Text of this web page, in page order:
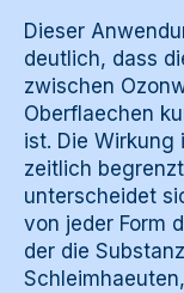
Dieser
deutlich, dass
zwischen
Oberflaechen
ist. Die Wirkung
zeitlich
unterscheidet
von jeder Form
der die